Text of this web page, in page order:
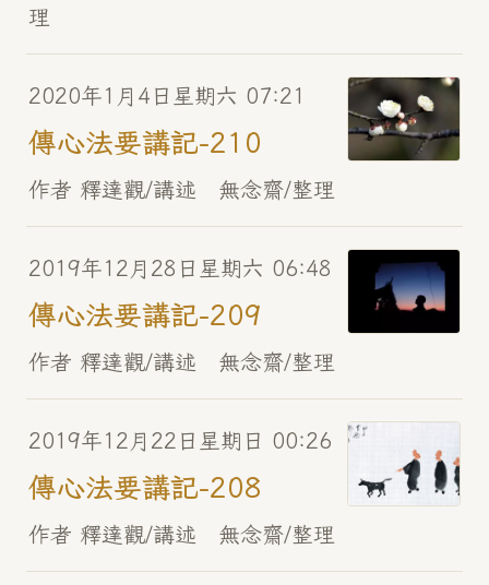
理
2020年1月4日星期六 07:21
傳心法要講記-210
作者 釋達觀/講述 無念齋/整理
2019年12月28日星期六 06:48
傳心法要講記-209
作者 釋達觀/講述 無念齋/整理
2019年12月22日星期日 00:26
傳心法要講記-208
作者 釋達觀/講述 無念齋/整理